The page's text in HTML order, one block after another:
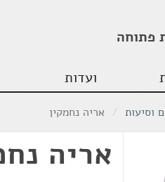
פתוחה
ועדות
וסיעות / אריה נחמקין
אריה